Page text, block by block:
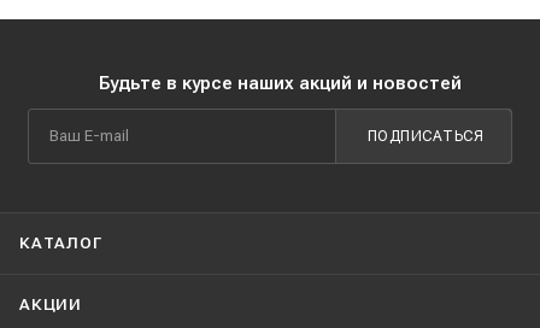
Будьте в курсе наших акций и новостей
ПОДПИСАТЬСЯ
КАТАЛОГ
АКЦИИ